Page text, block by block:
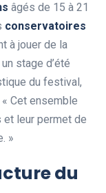
s âgés de 15 à 21
conservatoires
à jouer de la
stage d’été
du festival,
Cet ensemble
leur permet de
»
du